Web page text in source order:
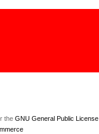
the GNU General Public License